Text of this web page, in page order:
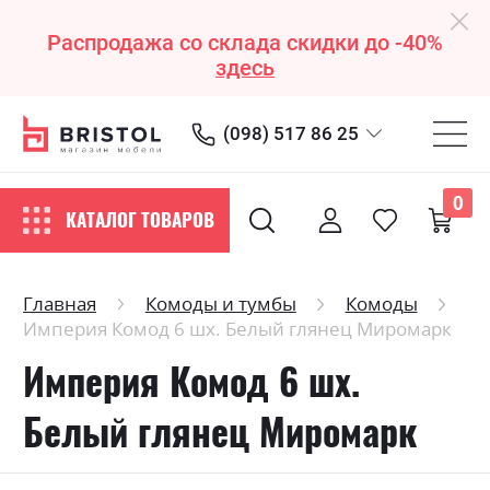
Распродажа со склада скидки до -40%
здесь
(098) 517 86 25
КАТАЛОГ ТОВАРОВ
0
Главная Комоды и тумбы
Комоды
Империя Комод 6 шх. Белый глянец Миромарк
Империя Комод 6 шх.
Белый глянец Миромарк